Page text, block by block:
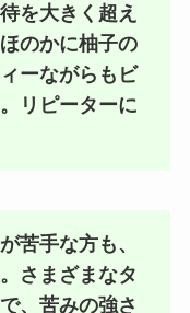
段はいくら？どこ
終了の噂は本当？
ディで売ってる？ど
を大きく超え
のかに柚子の
ーながらもビ
リピーターに
苦手な方も、
さまざまなタ
、苦みの強さ